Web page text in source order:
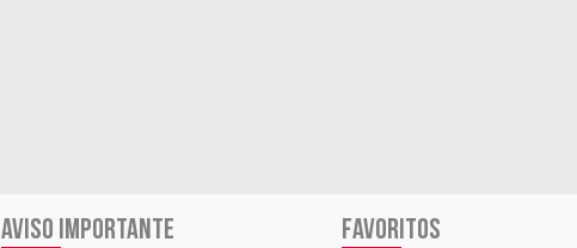
AVISO IMPORTANTE FAVORITOS